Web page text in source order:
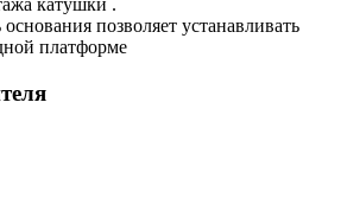
катушки .
позволяет устанавливать
платформе